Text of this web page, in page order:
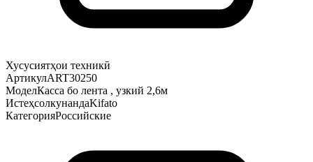
Хусусиятҳои техникӣ
АртикулART30250
МоделКасса бо лента , узкий 2,6м
ИстеҳсолкунандаKifato
КатегорияРоссийские